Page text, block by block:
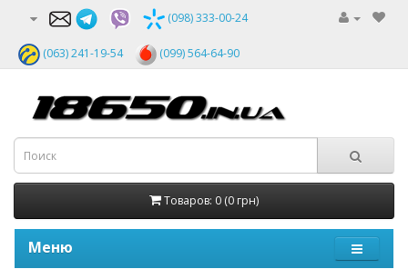
(098) 333-00-24
(063) 241-19-54 (099) 564-64-90
Товаров: 0 (0 грн)
Меню